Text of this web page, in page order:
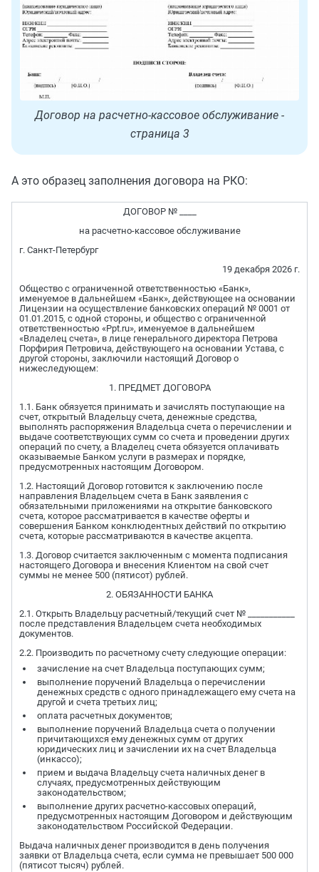
Договор на расчетно-кассовое обслуживание -
страница 3
А это образец заполнения договора на РКО:
ДОГОВОР № ____
на расчетно-кассовое обслуживание
г. Санкт-Петербург
19 декабря 2026 г.
Общество с ограниченной ответственностью «Банк»,
именуемое в дальнейшем «Банк», действующее на основании
Лицензии на осуществление банковских операций № 0001 от
01.01.2015, с одной стороны, и общество с ограниченной
ответственностью «Ppt.ru», именуемое в дальнейшем
«Владелец счета», в лице генерального директора Петрова
Порфирия Петровича, действующего на основании Устава, с
другой стороны, заключили настоящий Договор о
нижеследующем:
1. ПРЕДМЕТ ДОГОВОРА
1.1. Банк обязуется принимать и зачислять поступающие на
счет, открытый Владельцу счета, денежные средства,
выполнять распоряжения Владельца счета о перечислении и
выдаче соответствующих сумм со счета и проведении других
операций по счету, а Владелец счета обязуется оплачивать
оказываемые Банком услуги в размерах и порядке,
предусмотренных настоящим Договором.
1.2. Настоящий Договор готовится к заключению после
направления Владельцем счета в Банк заявления с
обязательными приложениями на открытие банковского
счета, которое рассматривается в качестве оферты и
совершения Банком конклюдентных действий по открытию
счета, которые рассматриваются в качестве акцепта.
1.3. Договор считается заключенным с момента подписания
настоящего Договора и внесения Клиентом на свой счет
суммы не менее 500 (пятисот) рублей.
2. ОБЯЗАННОСТИ БАНКА
2.1. Открыть Владельцу расчетный/текущий счет № ___________
после представления Владельцем счета необходимых
документов.
2.2. Производить по расчетному счету следующие операции:
зачисление на счет Владельца поступающих сумм;
выполнение поручений Владельца о перечислении
денежных средств с одного принадлежащего ему счета на
другой и счета третьих лиц;
оплата расчетных документов;
выполнение поручений Владельца счета о получении
причитающихся ему денежных сумм от других
юридических лиц и зачислении их на счет Владельца
(инкассо);
прием и выдача Владельцу счета наличных денег в
случаях, предусмотренных действующим
законодательством;
выполнение других расчетно-кассовых операций,
предусмотренных настоящим Договором и действующим
законодательством Российской Федерации.
Выдача наличных денег производится в день получения
заявки от Владельца счета, если сумма не превышает 500 000
(пятисот тысяч) рублей.